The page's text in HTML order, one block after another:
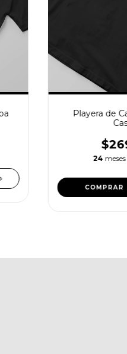
Playera de
24
COMPRAR